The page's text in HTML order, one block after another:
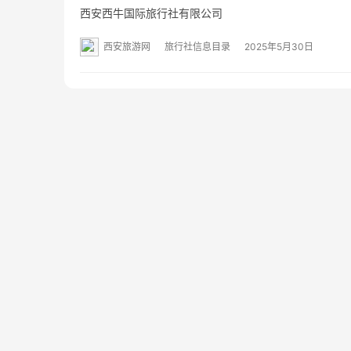
西安西牛国际旅行社有限公司
西安旅游网 旅行社信息目录 2025年5月30日